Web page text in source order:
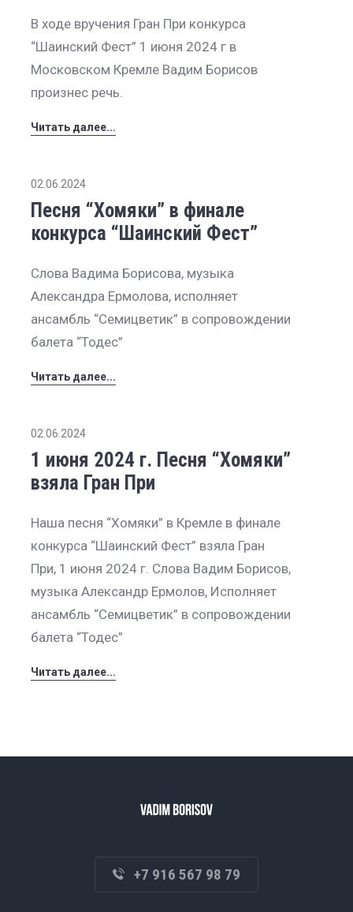
В ходе вручения Гран При конкурса
“Шаинский Фест” 1 июня 2024 г в
Московском Кремле Вадим Борисов
произнес речь.
Читать далее...
02.06.2024
Песня “Хомяки” в финале
конкурса “Шаинский Фест”
Слова Вадима Борисова, музыка
Александра Ермолова, исполняет
ансамбль “Семицветик” в сопровождении
балета “Тодес”
Читать далее...
02.06.2024
1 июня 2024 г. Песня “Хомяки”
взяла Гран При
Наша песня “Хомяки” в Кремле в финале
конкурса “Шаинский Фест” взяла Гран
При, 1 июня 2024 г. Слова Вадим Борисов,
музыка Александр Ермолов, Исполняет
ансамбль “Семицветик” в сопровождении
балета “Тодес”
Читать далее...
+7 916 567 98 79